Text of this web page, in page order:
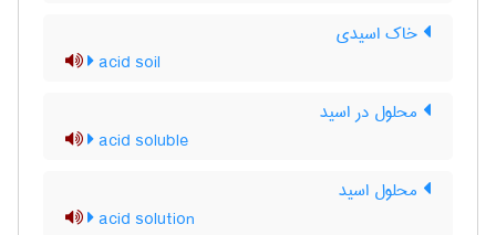
خاک اسیدی
acid soil
محلول در اسید
acid soluble
محلول اسید
acid solution